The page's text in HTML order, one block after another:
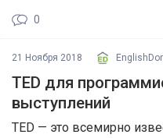
0
21 Ноября 2018
TED для
выступлений
TED — это всемирно